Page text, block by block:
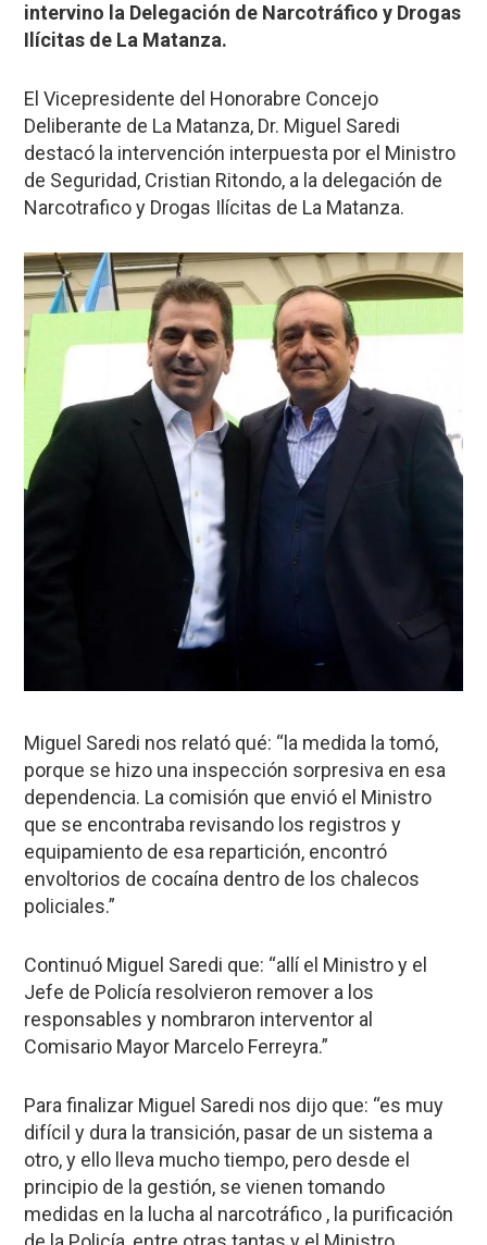
intervino la Delegación de Narcotráfico y Drogas
Ilícitas de La Matanza.
El Vicepresidente del Honorabre Concejo
Deliberante de La Matanza, Dr. Miguel Saredi
destacó la intervención interpuesta por el Ministro
de Seguridad, Cristian Ritondo, a la delegación de
Narcotrafico y Drogas Ilícitas de La Matanza.
Miguel Saredi nos relató qué: “la medida la tomó,
porque se hizo una inspección sorpresiva en esa
dependencia. La comisión que envió el Ministro
que se encontraba revisando los registros y
equipamiento de esa repartición, encontró
envoltorios de cocaína dentro de los chalecos
policiales.”
Continuó Miguel Saredi que: “allí el Ministro y el
Jefe de Policía resolvieron remover a los
responsables y nombraron interventor al
Comisario Mayor Marcelo Ferreyra.”
Para finalizar Miguel Saredi nos dijo que: “es muy
difícil y dura la transición, pasar de un sistema a
otro, y ello lleva mucho tiempo, pero desde el
principio de la gestión, se vienen tomando
medidas en la lucha al narcotráfico , la purificación